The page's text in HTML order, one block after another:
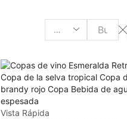
Vista Rápida